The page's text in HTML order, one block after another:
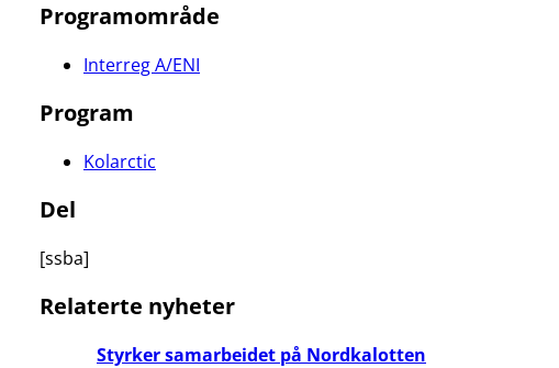
Programområde
Interreg A/ENI
Program
Kolarctic
Del
[ssba]
Relaterte nyheter
Styrker samarbeidet på Nordkalotten